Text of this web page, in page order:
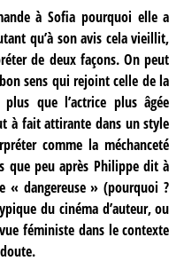
à Sofia pourquoi elle a
qu’à son avis cela vieillit,
de deux façons. On peut
sens qui rejoint celle de la
que l’actrice plus âgée
à fait attirante dans un style
comme la méchanceté
que peu après Philippe dit à
« dangereuse » (pourquoi ?
du cinéma d’auteur, ou
féministe dans le contexte